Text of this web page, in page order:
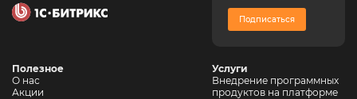
Подписаться
Полезное
О нас
Акции
Услуги
Внедрение программных
продуктов на платформе